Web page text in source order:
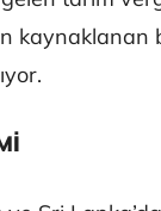
kaynaklanan